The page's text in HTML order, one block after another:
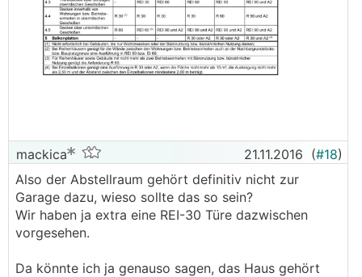
mackica 21.11.2016 (#18)
Also der Abstellraum gehört definitiv nicht zur
Garage dazu, wieso sollte das so sein?
Wir haben ja extra eine REI-30 Türe dazwischen
vorgesehen.
Da könnte ich ja genauso sagen, das Haus gehört